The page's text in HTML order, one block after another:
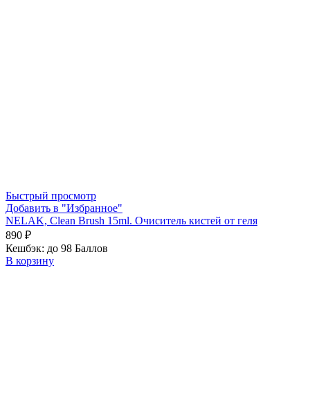
Быстрый просмотр
Добавить в "Избранное"
NELAK, Clean Brush 15ml. Очиситель кистей от геля
890 ₽
Кешбэк: до 98 Баллов
В корзину